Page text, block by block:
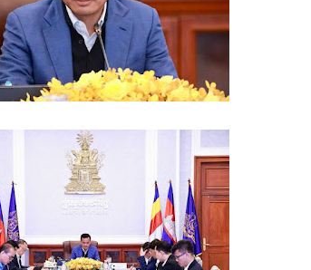
ជ្ជកម្ម ក្រសួងការងារ ក្រសួងព័ត៌មាន * ក្រមសិលធម៌ វិជ្